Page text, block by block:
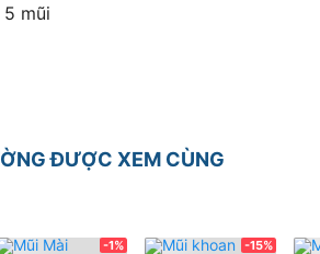
mũi
ĐƯỢC XEM CÙNG
-1% -15%